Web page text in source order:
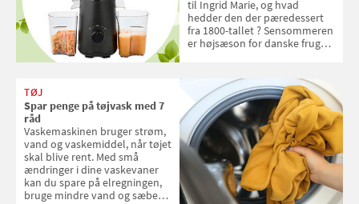
til Ingrid Marie, og hvad
hedder den der pæredessert
fra 1800-tallet ? Sensommeren
er højsæson for danske fruger,
favoritter. Det fejrer Samvirke
med en quiz om alt det danske
frugt, vi elsker. Konkurrencen
slutter fredag d. 18. september
2026
TØJ
Spar penge på tøjvask med 7
råd
Vaskemaskinen bruger strøm,
vand og vaskemiddel, når tøjet
skal blive rent. Med små
ændringer i dine vaskevaner
kan du spare på elregningen,
bruge mindre vand og sæbe